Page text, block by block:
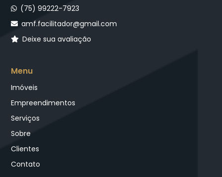
(75) 99222-7923
amf.facilitador@gmail.com
Deixe sua avaliação
Menu
Imóveis
Empreendimentos
Serviços
Sobre
Clientes
Contato